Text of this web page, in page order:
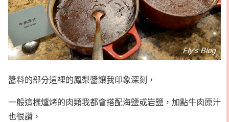
醬料的部分這裡的鳳梨醬讓我印象深刻，
一般這樣爐烤的肉類我都會搭配海鹽或岩鹽，加點牛肉原汁
也很讚，